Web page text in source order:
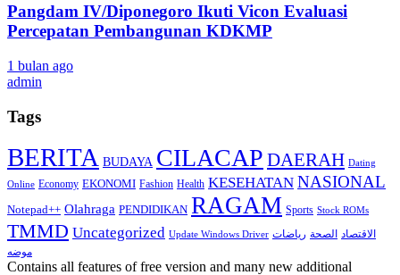
Pangdam IV/Diponegoro Ikuti Vicon Evaluasi
Percepatan Pembangunan KDKMP
1 bulan ago
admin
Tags
BERITA BUDAYA CILACAP DAERAH Dating
Online Economy EKONOMI Fashion Health KESEHATAN NASIONAL
Notepad++ Olahraga PENDIDIKAN RAGAM Sports Stock ROMs
TMMD Uncategorized Update Windows Driver الاقتصاد الصحة رياضات
موضه
Contains all features of free version and many new additional